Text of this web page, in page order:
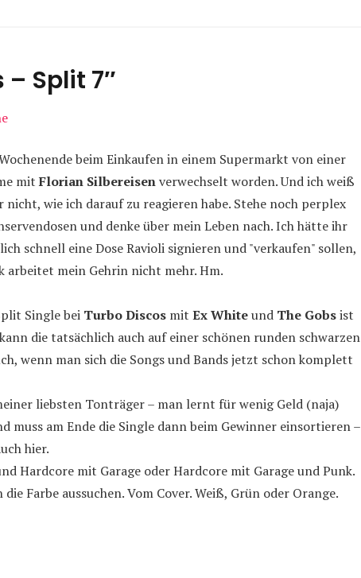
– Split 7″
beim Einkaufen in einem Supermarkt von einer
mit Florian Silbereisenverwechselt worden. Und ich weiß
nicht, wie ich darauf zu reagieren habe. Stehe noch perplex
und denke über mein Leben nach. Ich hätte ihr
schnell eine Dose Ravioli signieren und "verkaufen" sollen,
arbeitet mein Gehrin nicht mehr. Hm.
Single bei Turbo Discos mit Ex Whiteund The Gobsist
die tatsächlich auch auf einer schönen runden schwarzen
wenn man sich die Songs und Bands jetzt schon komplett
liebsten Tonträger – man lernt für wenig Geld (naja)
muss am Ende die Single dann beim Gewinner einsortieren –
hier.
Hardcore mit Garage oder Hardcore mit Garage und Punk.
Farbe aussuchen. Vom Cover. Weiß, Grün oder Orange.